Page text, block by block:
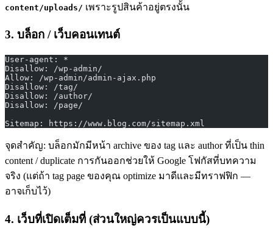
content/uploads/ เพราะรูปสินค้าอยู่ตรงนั้น
3. บล็อก / เว็บคอนเทนต์
User-agent: *
Disallow: /wp-admin/
Allow: /wp-admin/admin-ajax.php
Disallow: /tag/
Disallow: /author/
Disallow: /page/
Sitemap: https://www.blog.com/sitemap.xml
จุดสำคัญ: บล็อกมักมีหน้า archive ของ tag และ author ที่เป็น thin
content / duplicate การกันออกช่วยให้ Google โฟกัสที่บทความ
จริง (แต่ถ้า tag page ของคุณ optimize มาดีและมีทราฟฟิก —
อาจเก็บไว้)
4. เว็บที่เปิดเต็มที่ (ส่วนใหญ่ควรเป็นแบบนี้)